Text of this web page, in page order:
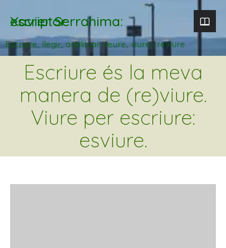
Xavier Serrahima: escriptor
Escriure, llegir, analitzar. veure, viure i reviure
Escriure és la meva
manera de (re)viure.
Viure per escriure:
esviure.